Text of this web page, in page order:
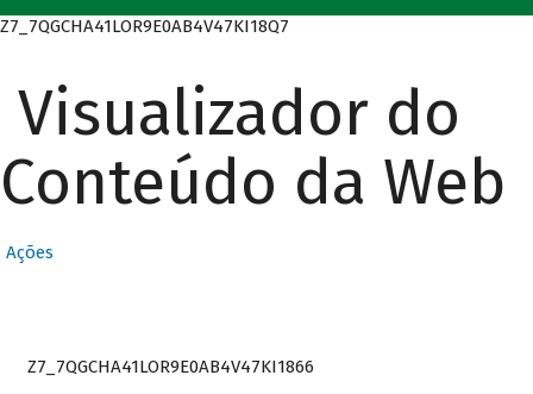
Z7_7QGCHA41LOR9E0AB4V47KI18Q7
Visualizador do
Conteúdo da Web
Ações
Z7_7QGCHA41LOR9E0AB4V47KI1866